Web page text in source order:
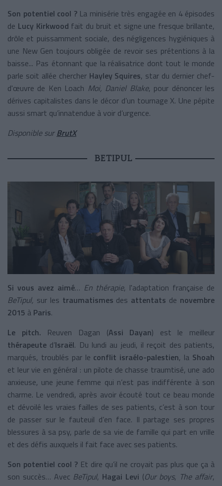
Son potentiel cool ?La minisérie très engagée en 4 épisodes
de Lucy Kirkwood fait du bruit et signe une fresque brillante,
drôle et puissamment sociale, des négligences hygiéniques à
une New Gen toujours obligée de revoir ses prétentions à la
baisse... Pas étonnant que la réalisatrice dont tout le monde
parle soit allée chercher Hayley Squires, star du dernier chef-
d'œuvre de Ken Loach Moi, Daniel Blake, pour dénoncer les
dérives capitalistes dans le décor d’un tournage X. Une pépite
aussi smart qu’innatendue à voir d’urgence.
Disponible surBrutX
BETIPUL
Si vous avez aimé… En thérapie, l'adaptation française de
BeTipul, sur les traumatismes des attentats de novembre
2015 à Paris.
Le pitch. Reuven Dagan (Assi Dayan) est le meilleur
thérapeute d’Israël. Du lundi au jeudi, il reçoit des patients,
marqués, troublés par le conflit israélo-palestien, la Shoah
et leur vie en général : un pilote de chasse traumtisé, une ado
anxieuse, une jeune femme qui n’est pas indifférente à son
charme. Le vendredi, après avoir écouté tout ce beau monde
et dévoilé les vraies failles de ses patients, c’est à son tour
de passer sur le fauteuil d’en face. Il partage ses propres
blessures à sa psy, parle de sa vie de famille qui part en vrille
et des défis auxquels il fait face avec ses patients.
Son potentiel cool ? Et dire qu’il ne croyait pas plus que ça à
son succès… Avec BeTipul, Hagai Levi (Our boys, The affair,